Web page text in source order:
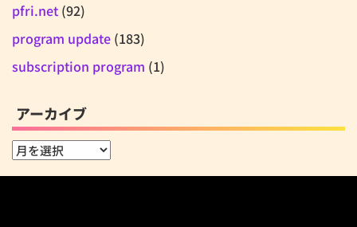
pfri.net (92)
program update (183)
subscription program (1)
アーカイブ
ア